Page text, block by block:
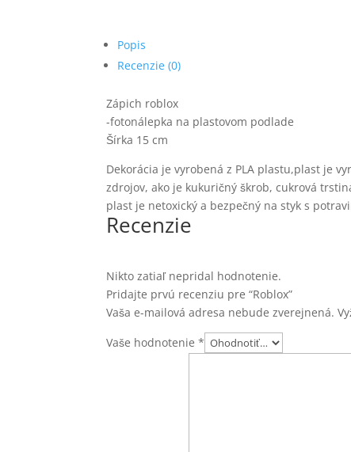
Popis
Recenzie (0)
Zápich roblox
-fotonálepka na plastovom podlade
Šírka 15 cm
Dekorácia je vyrobená z PLA plastu,plast je
zdrojov, ako je kukuričný škrob, cukrová
plast je netoxický a bezpečný na styk s
Recenzie
Nikto zatiaľ nepridal hodnotenie.
Pridajte prvú recenziu pre “Roblox”
Vaša e-mailová adresa nebude zverejnená.
Vaše hodnotenie*